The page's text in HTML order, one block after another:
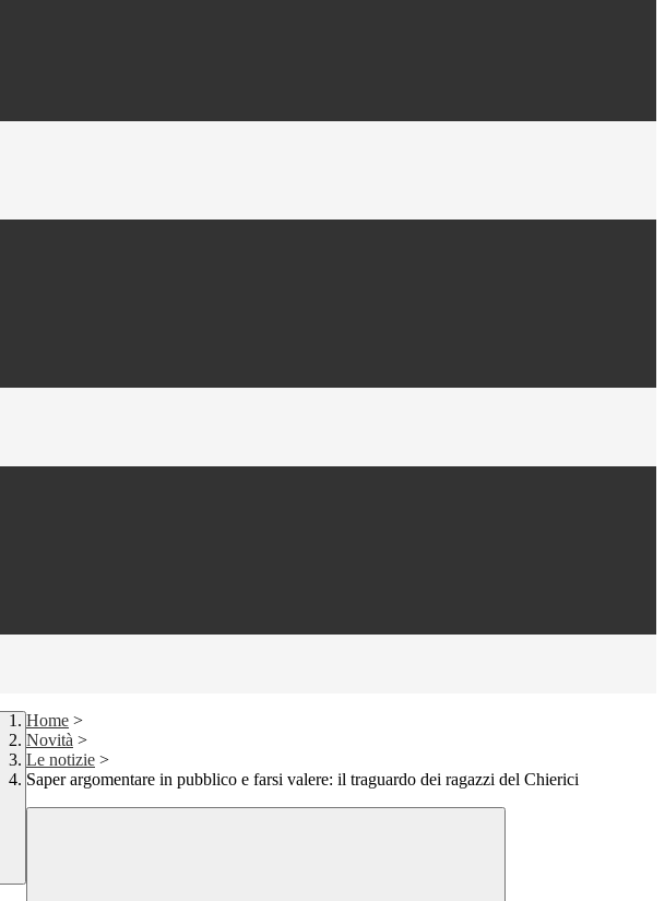
Home >
Novità >
Le notizie >
Saper argomentare in pubblico e farsi valere: il traguardo dei ragazzi del Chierici